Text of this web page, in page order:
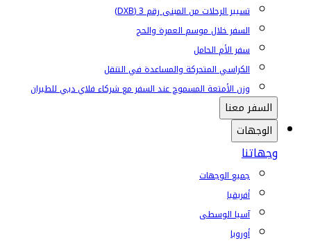
تسيير الرحلات من المبنى رقم 3 (DXB)
السفر خلال موسم العمرة والحج
سفر الأم الحامل
الكراسي المتحركة والمساعدة في التنقل
وزن الأمتعة المسموح عند السفر مع شركاء فلاي دبي للطيران
السفر معنا
الوجهات
وجهاتنا
جميع الوجهات
أفريقيا
آسيا الوسطى
أوروبا